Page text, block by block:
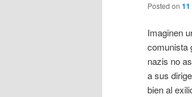
Posted on 11
Imaginen
comunista
nazis no
a sus
bien al